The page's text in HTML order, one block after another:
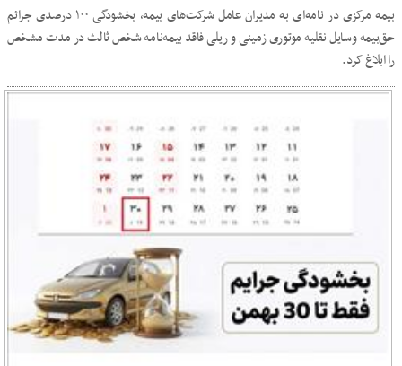
بیمه مرکزی در نامه‌ای به مدیران عامل شرکت‌های بیمه، بخشودگی ۱۰۰ درصدی جرائم
حق‌بیمه وسایل نقلیه موتوری زمینی و ریلی فاقد بیمه‌نامه شخص ثالث در مدت مشخص
را ابلاغ کرد.